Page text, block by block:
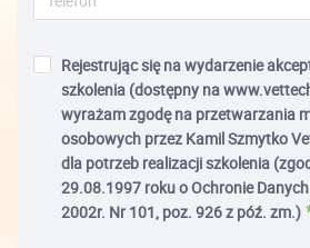
Rejestrując się na wydarzenie
szkolenia (dostępny na
wyrażam zgodę na przetwarzania
osobowych przez Kamil Szmytko
dla potrzeb realizacji szkolenia
29.08.1997 roku o Ochronie
2002r. Nr 101, poz. 926 z póź. zm.)